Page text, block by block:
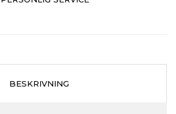
BESKRIVNING